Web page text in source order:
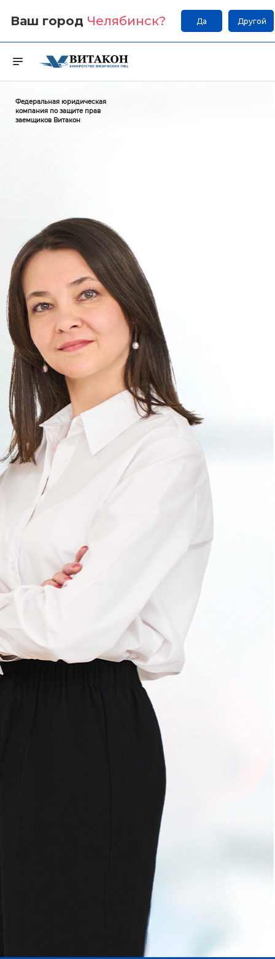
Ваш город Челябинск? Да Другой
Федеральная юридическая
компания по защите прав
заемщиков Витакон